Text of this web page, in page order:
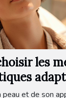
les
peau et de son